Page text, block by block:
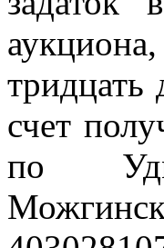
тридцать
счет
по